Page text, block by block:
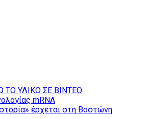
ΤΟ ΥΛΙΚΟ ΣΕ ΒΙΝΤΕΟ
mRNA
έρχεται στη Βοστώνη